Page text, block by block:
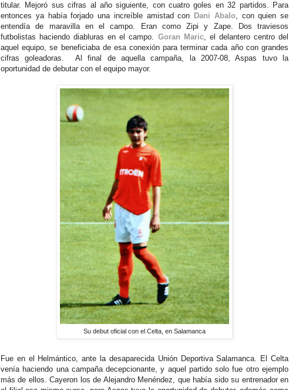
titular. Mejoró sus cifras al año siguiente, con cuatro goles en 32 partidos. Para
entonces ya había forjado una increíble amistad con Dani Abalo, con quien se
entendía de maravilla en el campo. Eran como Zipi y Zape. Dos traviesos
futbolistas haciendo diabluras en el campo. Goran Maric, el delantero centro del
aquel equipo, se beneficiaba de esa conexión para terminar cada año con grandes
cifras goleadoras. Al final de aquella campaña, la 2007-08, Aspas tuvo la
oportunidad de debutar con el equipo mayor.
Su debut oficial con el Celta, en Salamanca
Fue en el Helmántico, ante la desaparecida Unión Deportiva Salamanca. El Celta
venía haciendo una campaña decepcionante, y aquel partido solo fue otro ejemplo
más de ellos. Cayeron los de Alejandro Menéndez, que había sido su entrenador en